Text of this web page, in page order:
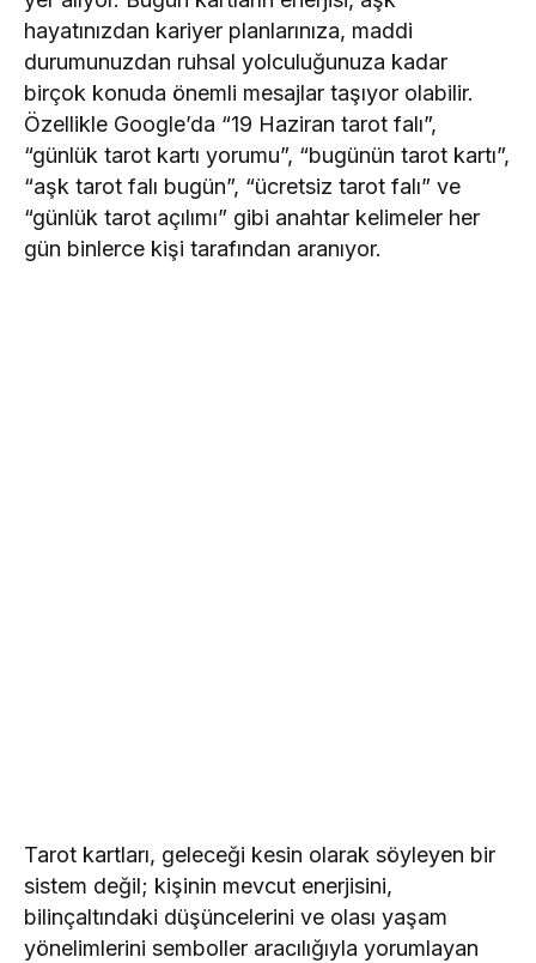
hayatınızdan kariyer planlarınıza, maddi
durumunuzdan ruhsal yolculuğunuza kadar
birçok konuda önemli mesajlar taşıyor olabilir.
Özellikle Google’da “19 Haziran tarot falı”,
“günlük tarot kartı yorumu”, “bugünün tarot kartı”,
“aşk tarot falı bugün”, “ücretsiz tarot falı” ve
“günlük tarot açılımı” gibi anahtar kelimeler her
gün binlerce kişi tarafından aranıyor.
Tarot kartları, geleceği kesin olarak söyleyen bir
sistem değil; kişinin mevcut enerjisini,
bilinçaltındaki düşüncelerini ve olası yaşam
yönelimlerini semboller aracılığıyla yorumlayan